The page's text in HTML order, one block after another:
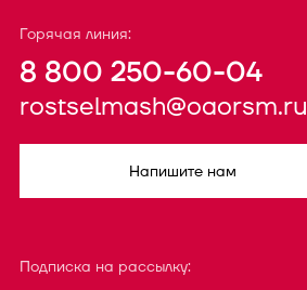
Горячая линия:
8 800 250-60-04
rostselmash@oaorsm.ru
Напишите нам
Подписка на рассылку: